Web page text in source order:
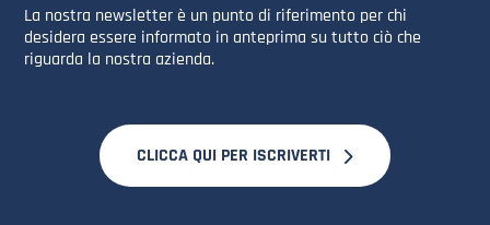
La nostra newsletter è un punto di riferimento per chi
desidera essere informato in anteprima su tutto ciò che
riguarda la nostra azienda.
CLICCA QUI PER ISCRIVERTI